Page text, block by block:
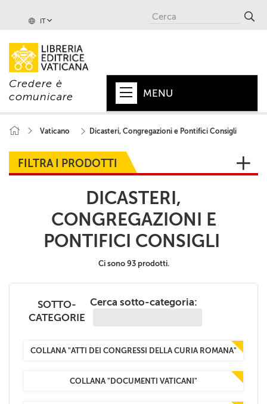
IT
Credere è
comunicare
MENU
PAPA
+
VATICANO
CHIESA
MONDO
+
CEI
Vaticano Dicasteri, Congregazioni e Pontifici Consigli
FILTRA I PRODOTTI
DICASTERI,
CONGREGAZIONI E
PONTIFICI CONSIGLI
Ci sono 93 prodotti.
SOTTO-
CATEGORIE
Cerca sotto-categoria:
COLLANA "ATTI DEI CONGRESSI DELLA CURIA ROMANA"
COLLANA "DOCUMENTI VATICANI"